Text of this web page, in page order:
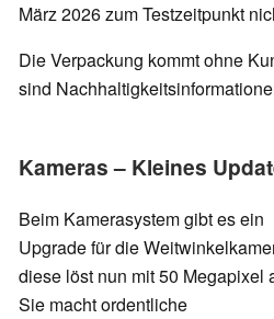
März 2026 zum Testzeitpunkt
Die Verpackung kommt ohne
sind
Kameras – Kleines
Beim Kamerasystem gibt es ein
Upgrade für die
diese löst nun mit 50 Megapixel
Sie macht ordentliche